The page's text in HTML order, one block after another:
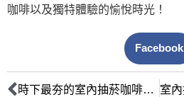
咖啡以及獨特體驗的愉悅時光！
Facebook
時下最夯的室內抽菸咖啡廳，如何打造獨特風格吸引更多顧客？